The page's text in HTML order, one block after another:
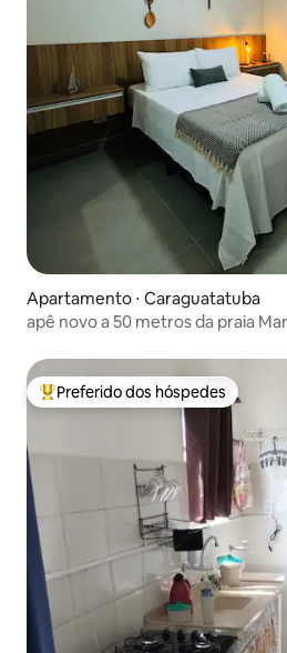
Apartamento ⋅ Caraguatatuba
apê novo a 50 metros da praia
Entre os melhores preferidos dos
Preferido dos hóspedes